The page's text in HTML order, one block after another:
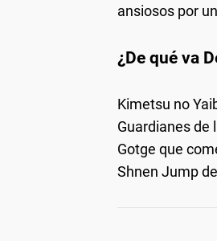
ansiosos por
¿De qué va
Kimetsu no
Guardianes de
Gotge que
Shnen Jump